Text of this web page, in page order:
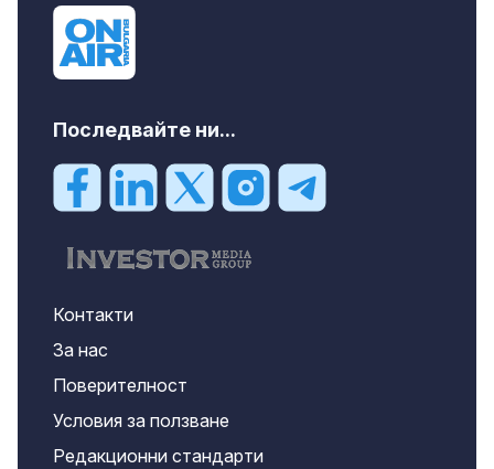
Последвайте ни...
Контакти
За нас
Поверителност
Условия за ползване
Редакционни стандарти